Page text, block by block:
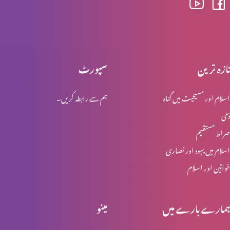
اخلاقی احتساب : اجر عظیم (حصہ 1)
اخلاقی احتساب: پہاڑی واعظ (حصہ 4)
سپورٹ
ہم سے رابطہ کریں۔
تازہ ترین
اسلام اور مسیحیت میں گناہ
ذمی
صراط مستقیم
اسلام میں یہود اور نصاریٰ
خواتین اور اسلام
مینو ہمارے بارے میں